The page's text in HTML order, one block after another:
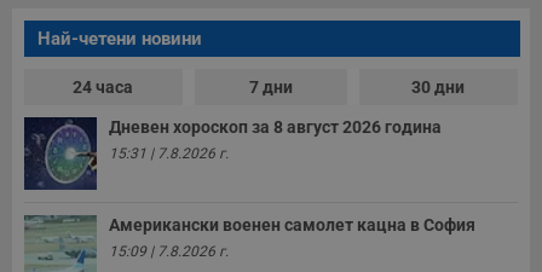
Най-четени новини
24 часа 7 дни 30 дни
Дневен хороскоп за 8 август 2026 година
15:31 | 7.8.2026 г.
Американски военен самолет кацна в София
15:09 | 7.8.2026 г.